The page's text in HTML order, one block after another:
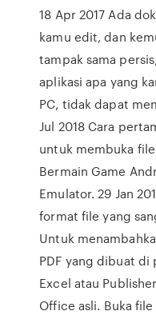
18 Apr 2017 Ada
kamu edit, dan
tampak sama
aplikasi apa yang
PC, tidak dapat
Jul 2018 Cara
untuk membuka
Bermain Game
Emulator. 29 Jan
format file yang
Untuk
PDF yang dibuat
Excel atau
Office asli. Buka